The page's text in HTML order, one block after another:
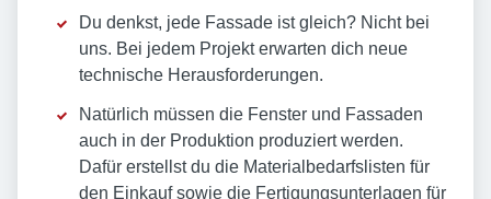
Du denkst, jede Fassade ist gleich? Nicht bei
uns. Bei jedem Projekt erwarten dich neue
technische Herausforderungen.
Natürlich müssen die Fenster und Fassaden
auch in der Produktion produziert werden.
Dafür erstellst du die Materialbedarfslisten für
den Einkauf sowie die Fertigungsunterlagen für